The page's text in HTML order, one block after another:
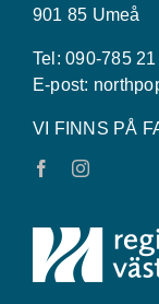
901 85 Umeå
Tel: 090-785 21
E-post:
VI FINNS PÅ